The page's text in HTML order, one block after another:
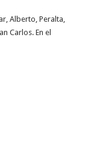
Alberto, Peralta,
Carlos. En el